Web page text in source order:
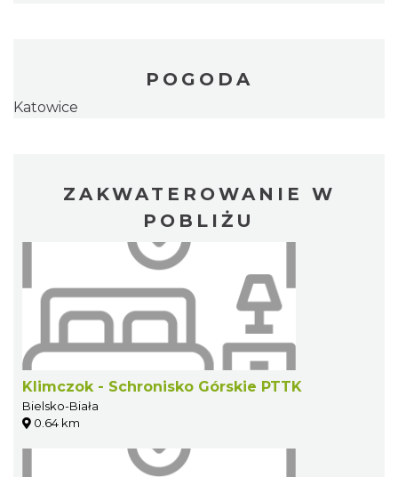
POGODA
Katowice
ZAKWATEROWANIE W
POBLIŻU
Klimczok - Schronisko Górskie PTTK
Bielsko-Biała
0.64 km